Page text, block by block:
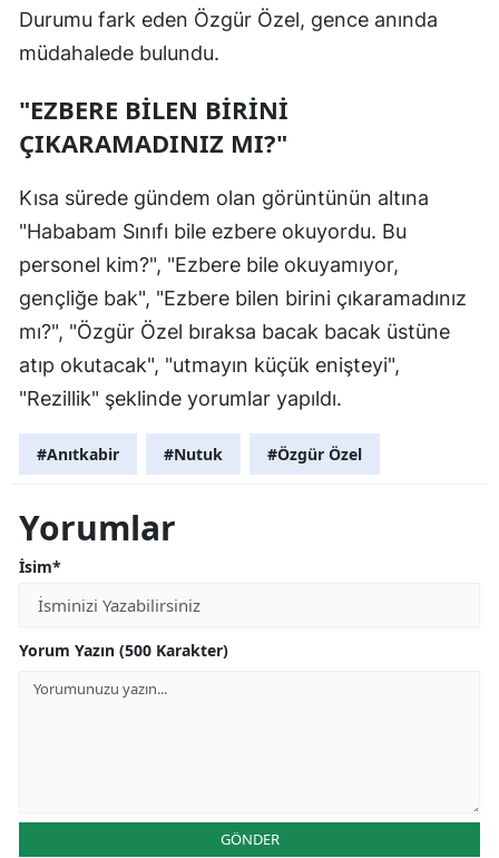
Durumu fark eden Özgür Özel, gence anında
müdahalede bulundu.
"EZBERE BİLEN BİRİNİ
ÇIKARAMADINIZ MI?"
Kısa sürede gündem olan görüntünün altına
"Hababam Sınıfı bile ezbere okuyordu. Bu
personel kim?", "Ezbere bile okuyamıyor,
gençliğe bak", "Ezbere bilen birini çıkaramadınız
mı?", "Özgür Özel bıraksa bacak bacak üstüne
atıp okutacak", "utmayın küçük enişteyi",
"Rezillik" şeklinde yorumlar yapıldı.
#Anıtkabir #Nutuk #Özgür Özel
Yorumlar
İsim*
Yorum Yazın (500 Karakter)
GÖNDER